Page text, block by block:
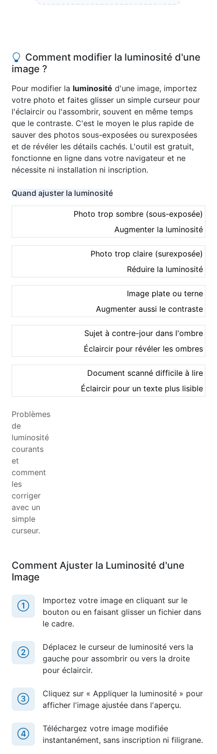
Comment modifier la luminosité d'une
image ?
Pour modifier la luminosité d'une image, importez
votre photo et faites glisser un simple curseur pour
l'éclaircir ou l'assombrir, souvent en même temps
que le contraste. C'est le moyen le plus rapide de
sauver des photos sous-exposées ou surexposées
et de révéler les détails cachés. L'outil est gratuit,
fonctionne en ligne dans votre navigateur et ne
nécessite ni installation ni inscription.
Quand ajuster la luminosité
Photo trop sombre (sous-exposée)
Augmenter la luminosité
Photo trop claire (surexposée)
Réduire la luminosité
Image plate ou terne
Augmenter aussi le contraste
Sujet à contre-jour dans l'ombre
Éclaircir pour révéler les ombres
Document scanné difficile à lire
Éclaircir pour un texte plus lisible
Problèmes
de
luminosité
courants
et
comment
les
corriger
avec un
simple
curseur.
Comment Ajuster la Luminosité d'une
Image
Importez votre image en cliquant sur le
bouton ou en faisant glisser un fichier dans
le cadre.
Déplacez le curseur de luminosité vers la
gauche pour assombrir ou vers la droite
pour éclaircir.
Cliquez sur « Appliquer la luminosité » pour
afficher l'image ajustée dans l'aperçu.
Téléchargez votre image modifiée
instantanément, sans inscription ni filigrane.